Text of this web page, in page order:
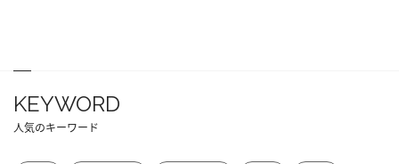
KEYWORD
人気のキーワード